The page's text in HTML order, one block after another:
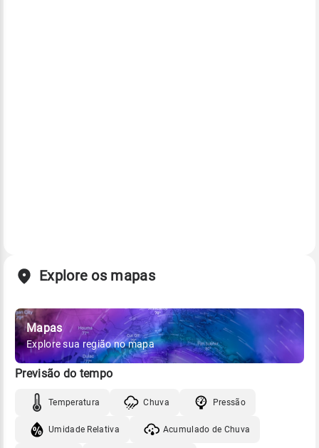
Explore os mapas
Mapas
Explore sua região no mapa
Previsão do tempo
Temperatura Chuva Pressão
Umidade Relativa Acumulado de Chuva